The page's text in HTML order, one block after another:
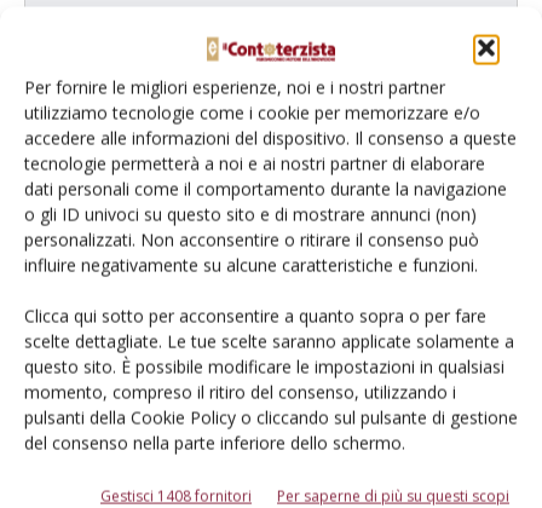
Per fornire le migliori esperienze, noi e i nostri partner
utilizziamo tecnologie come i cookie per memorizzare e/o
accedere alle informazioni del dispositivo. Il consenso a queste
tecnologie permetterà a noi e ai nostri partner di elaborare
dati personali come il comportamento durante la navigazione
o gli ID univoci su questo sito e di mostrare annunci (non)
personalizzati. Non acconsentire o ritirare il consenso può
influire negativamente su alcune caratteristiche e funzioni.
Clicca qui sotto per acconsentire a quanto sopra o per fare
scelte dettagliate. Le tue scelte saranno applicate solamente a
questo sito. È possibile modificare le impostazioni in qualsiasi
momento, compreso il ritiro del consenso, utilizzando i
pulsanti della Cookie Policy o cliccando sul pulsante di gestione
del consenso nella parte inferiore dello schermo.
Gestisci 1408 fornitori Per saperne di più su questi scopi
Cerca adesso
L'Esperto risponde
I consigli di Terra e Vita agli agricoltori